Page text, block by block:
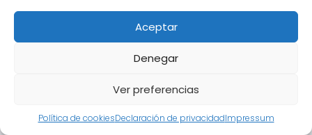
Aceptar
Denegar
Ver preferencias
Política de cookiesDeclaración de privacidadImpressum
Ontime ofrece trabajo de
conductor internacional